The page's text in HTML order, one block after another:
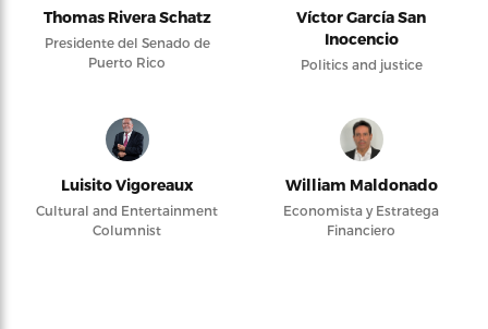
Thomas Rivera Schatz
Presidente del Senado de
Puerto Rico
Víctor García San
Inocencio
Politics and justice
Luisito Vigoreaux
Cultural and Entertainment
Columnist
William Maldonado
Economista y Estratega
Financiero